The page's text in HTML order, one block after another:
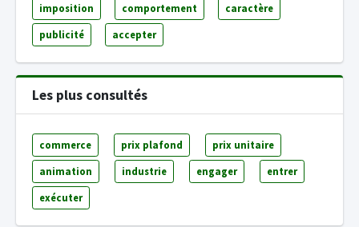
imposition comportement caractère
publicité accepter
Les plus consultés
commerce prix plafond prix unitaire
animation industrie engager entrer
exécuter